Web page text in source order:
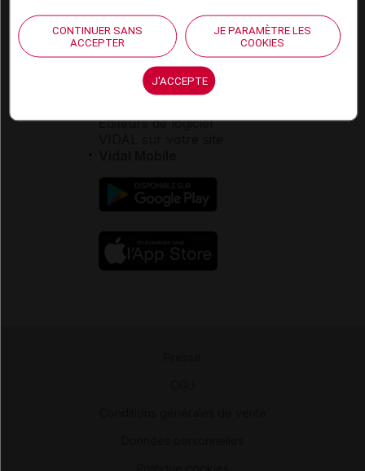
Service client
Contact
Espace partenaires
Éditeurs de logiciel
CONTINUER SANS
ACCEPTER
JE PARAMÈTRE LES
COOKIES
J'ACCEPTE